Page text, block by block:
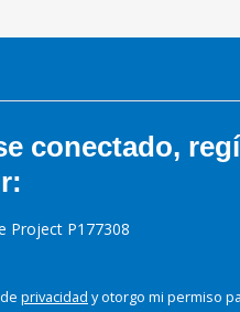
conectado,
Project P177308
privacidad y otorgo mi permiso